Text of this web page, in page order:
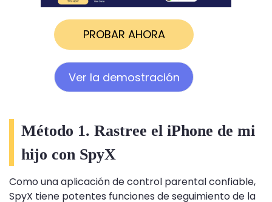
PROBAR AHORA
Ver la demostración
Método 1. Rastree el iPhone de mi
hijo con SpyX
Como una aplicación de control parental confiable,
SpyX tiene potentes funciones de seguimiento de la